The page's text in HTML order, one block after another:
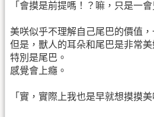
「會摸是前提嗎！？嘛，只是一
美咲似乎不理解自己尾巴的價值，
但是，獸人的耳朵和尾巴是非常美
特別是尾巴。
感覺會上癮。
「實，實際上我也是早就想摸摸